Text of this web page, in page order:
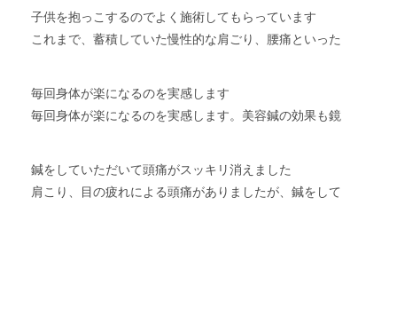
子供を抱っこするのでよく施術してもらっています
これまで、蓄積していた慢性的な肩ごり、腰痛といった
毎回身体が楽になるのを実感します
毎回身体が楽になるのを実感します。美容鍼の効果も鏡
鍼をしていただいて頭痛がスッキリ消えました
肩こり、目の疲れによる頭痛がありましたが、鍼をして